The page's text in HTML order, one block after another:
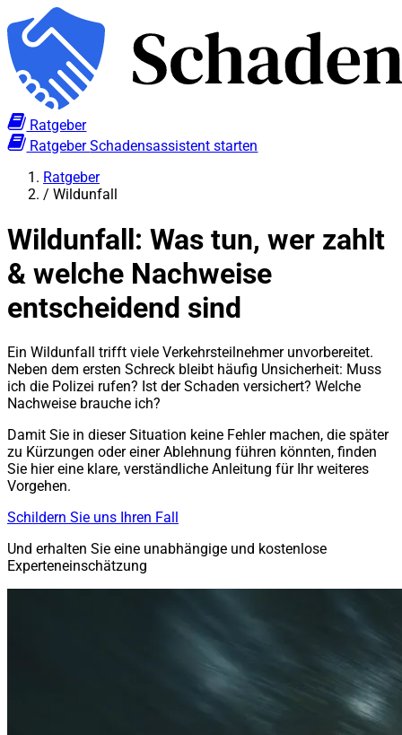
Ratgeber
RatgeberSchadensassistent starten
Ratgeber
/ Wildunfall
Wildunfall: Was tun, wer zahlt
& welche Nachweise
entscheidend sind
Ein Wildunfall trifft viele Verkehrsteilnehmer unvorbereitet.
Neben dem ersten Schreck bleibt häufig Unsicherheit: Muss
ich die Polizei rufen? Ist der Schaden versichert? Welche
Nachweise brauche ich?
Damit Sie in dieser Situation keine Fehler machen, die später
zu Kürzungen oder einer Ablehnung führen könnten, finden
Sie hier eine klare, verständliche Anleitung für Ihr weiteres
Vorgehen.
Schildern Sie uns Ihren Fall
Und erhalten Sie eine unabhängige und kostenlose
Experteneinschätzung